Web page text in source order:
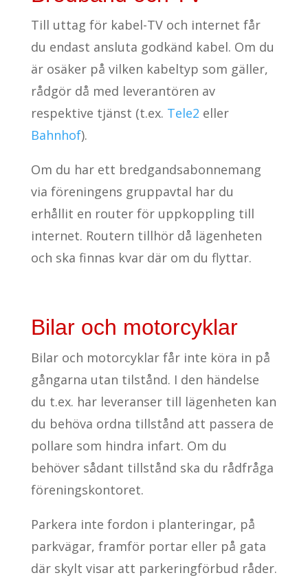
Till uttag för kabel-TV och internet får
du endast ansluta godkänd kabel. Om du
är osäker på vilken kabeltyp som gäller,
rådgör då med leverantören av
respektive tjänst (t.ex. Tele2 eller
Bahnhof).
Om du har ett bredgandsabonnemang
via föreningens gruppavtal har du
erhållit en router för uppkoppling till
internet. Routern tillhör då lägenheten
och ska finnas kvar där om du flyttar.
Bilar och motorcyklar
Bilar och motorcyklar får inte köra in på
gångarna utan tilstånd. I den händelse
du t.ex. har leveranser till lägenheten kan
du behöva ordna tillstånd att passera de
pollare som hindra infart. Om du
behöver sådant tillstånd ska du rådfråga
föreningskontoret.
Parkera inte fordon i planteringar, på
parkvägar, framför portar eller på gata
där skylt visar att parkeringförbud råder.